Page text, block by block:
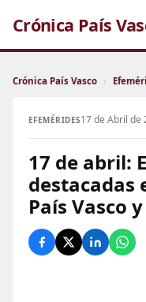
Crónica País
Crónica País Vasco ›
EFEMÉRIDES17 de Abril de
17 de abril:
destacadas
País Vasco